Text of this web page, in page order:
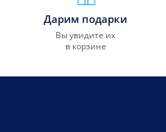
Дарим подарки
Вы увидите их
в корзине